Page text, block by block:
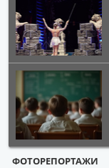
ФОТОРЕПОРТАЖИ